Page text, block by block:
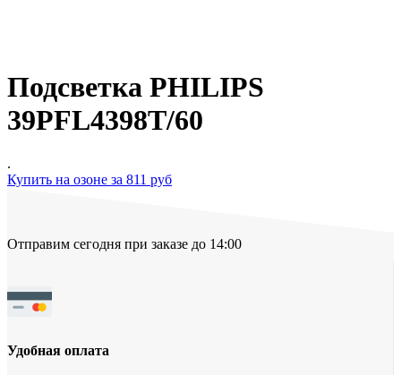
Подсветка PHILIPS
39PFL4398T/60
.
Купить на озоне за 811 руб
Отправим сегодня при заказе до 14:00
Удобная оплата